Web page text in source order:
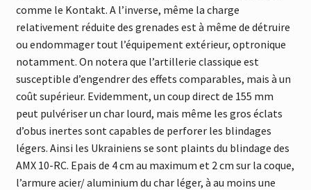
comme le Kontakt. A l’inverse, même la charge
relativement réduite des grenades est à même de détruire
ou endommager tout l’équipement extérieur, optronique
notamment. On notera que l’artillerie classique est
susceptible d’engendrer des effets comparables, mais à un
coût supérieur. Evidemment, un coup direct de 155 mm
peut pulvériser un char lourd, mais même les gros éclats
d’obus inertes sont capables de perforer les blindages
légers. Ainsi les Ukrainiens se sont plaints du blindage des
AMX 10-RC. Epais de 4 cm au maximum et 2 cm sur la coque,
l’armure acier/ aluminium du char léger, à au moins une